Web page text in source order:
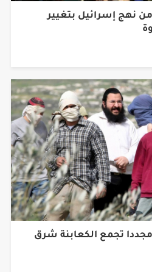
من نهج إسرائيل بتغيير
تجمع الكعابنة شرق